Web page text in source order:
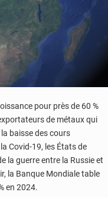
pour près de 60 %
de métaux qui
baisse des cours
Covid-19, les États de
la guerre entre la Russie et
la Banque Mondiale table
en 2024.